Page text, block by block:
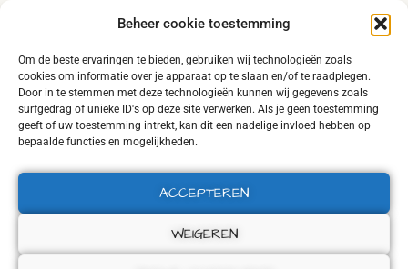
Beheer cookie toestemming
Om de beste ervaringen te bieden, gebruiken wij technologieën zoals
cookies om informatie over je apparaat op te slaan en/of te raadplegen.
Door in te stemmen met deze technologieën kunnen wij gegevens zoals
surfgedrag of unieke ID's op deze site verwerken. Als je geen toestemming
geeft of uw toestemming intrekt, kan dit een nadelige invloed hebben op
bepaalde functies en mogelijkheden.
ACCEPTEREN
WEIGEREN
Privacy beleid
Tel. NL: +31164603172 (NL, EN)
Tel. BE: +32495219857 (NL, EN)
2026 © ALL RIGHTS RESERVED.